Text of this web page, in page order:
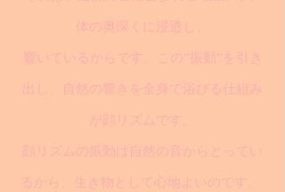
体の奥深くに浸透し、
響いているからです。この”振動”を引き
出し、自然の響きを全身で浴びる仕組み
が顔リズムです。
顔リズムの振動は自然の音からとってい
るから、生き物として心地よいのです。